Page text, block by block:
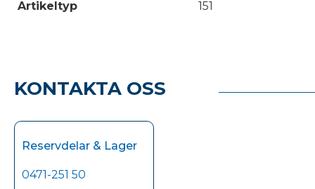
Artikeltyp 151
KONTAKTA OSS
Reservdelar & Lager
0471-251 50